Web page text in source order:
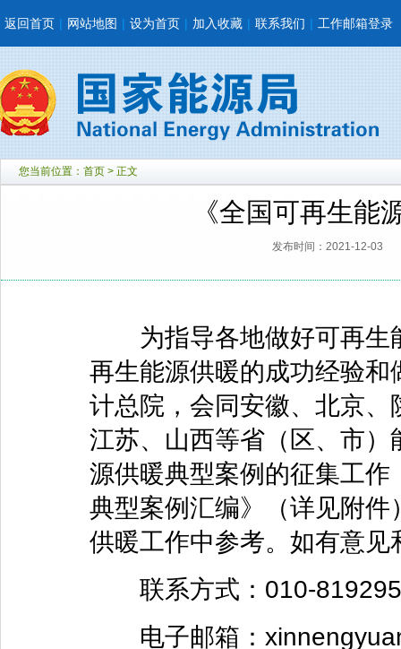
返回首页 | 网站地图 | 设为首页 | 加入收藏 | 联系我们 | 工作邮箱登录
您当前位置： 首页 > 正文
《全国可再生能
发布时间：2021-12-03
为指导各地做好可再生
再生能源供暖的成功经验
计总院，会同安徽、北京
江苏、山西等省（区、市
源供暖典型案例的征集工
典型案例汇编》（详见附
供暖工作中参考。如有意
联系方式：010-
电子邮箱：